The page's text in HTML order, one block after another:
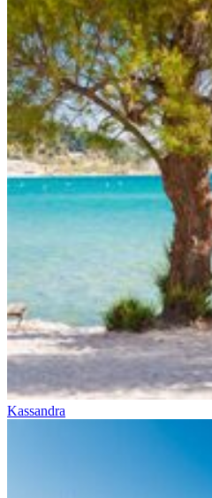
Kassandra